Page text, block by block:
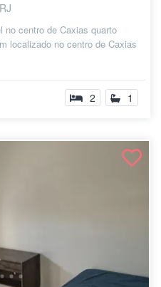
no centro de Caxias quarto
localizado no centro de Caxias
2 1